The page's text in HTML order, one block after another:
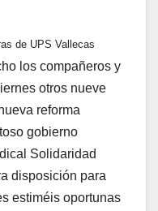
de UPS Vallecas
los compañeros y
otros nueve
reforma
gobierno
Solidaridad
disposición para
estiméis oportunas